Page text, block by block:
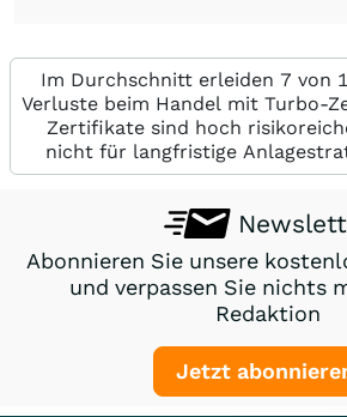
Im Durchschnitt erleiden 7 von
Verluste beim Handel mit Turbo-
Zertifikate sind hoch
nicht für langfristige
Abonnieren Sie unsere
und verpassen Sie nichts
Redaktion
Jetzt